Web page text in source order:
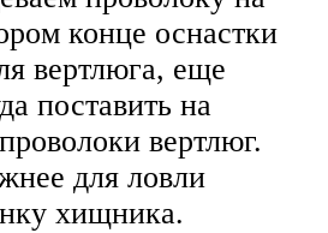
конце оснастки
вертлюга, еще
поставить на
вертлюг.
для ловли
хищника.